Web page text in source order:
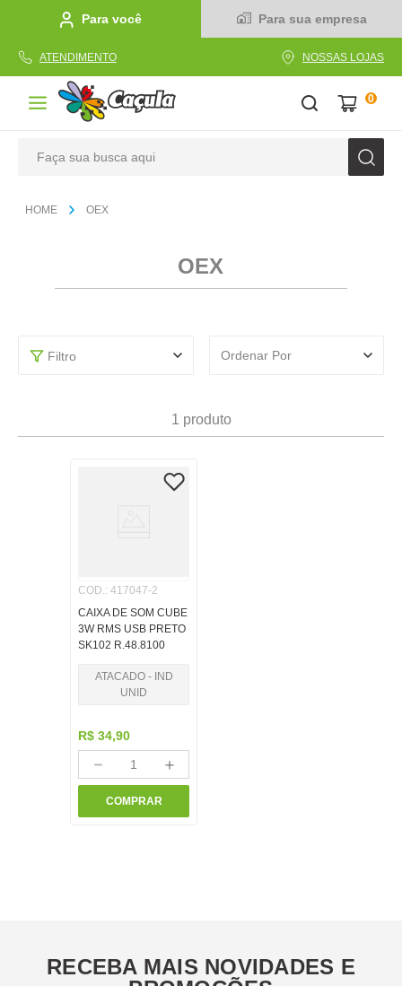
Para você Para sua empresa
ATENDIMENTO NOSSAS LOJAS
0
OEX
OEX
Ordenar Por
Filtro
1 produto
COD.: 417047-2
CAIXA DE SOM CUBE
3W RMS USB PRETO
SK102 R.48.8100
ATACADO - IND
UNID
R$ 34,90
＋
－
COMPRAR
RECEBA MAIS NOVIDADES E
caneta
5º caixa